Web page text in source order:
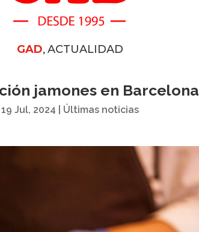
GAD, ACTUALIDAD
jamones en Barcelona
19 Jul, 2024 Últimas noticias